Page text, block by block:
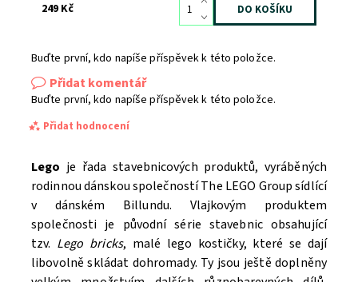
249 Kč
Buďte první, kdo napíše příspěvek k této položce.
Přidat komentář
Buďte první, kdo napíše příspěvek k této položce.
Přidat hodnocení
Lego je řada stavebnicových produktů, vyráběných
rodinnou dánskou společností The LEGO Group sídlící
v dánském Billundu. Vlajkovým produktem
společnosti je původní série stavebnic obsahující
tzv. Lego bricks, malé lego kostičky, které se dají
libovolně skládat dohromady. Ty jsou ještě doplněny